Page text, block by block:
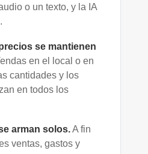
o un texto, y la IA
se mantienen
en el local o en
cantidades y los
en todos los
arman solos.A fin
ventas, gastos y